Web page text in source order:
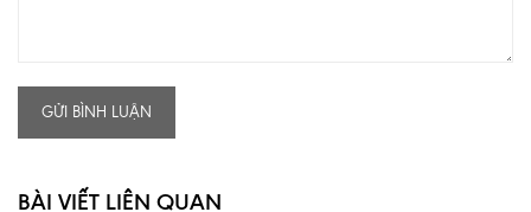
GỬI BÌNH LUẬN
BÀI VIẾT LIÊN QUAN